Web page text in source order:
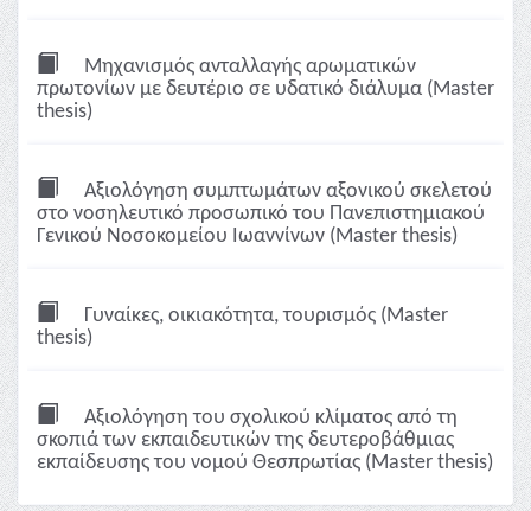
Μηχανισμός ανταλλαγής αρωματικών
πρωτονίων με δευτέριο σε υδατικό διάλυμα (Master
thesis)
Αξιολόγηση συμπτωμάτων αξονικού σκελετού
στο νοσηλευτικό προσωπικό του Πανεπιστημιακού
Γενικού Νοσοκομείου Ιωαννίνων (Master thesis)
Γυναίκες, οικιακότητα, τουρισμός (Master
thesis)
Αξιολόγηση του σχολικού κλίματος από τη
σκοπιά των εκπαιδευτικών της δευτεροβάθμιας
εκπαίδευσης του νομού Θεσπρωτίας (Master thesis)